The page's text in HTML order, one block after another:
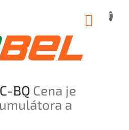
BQ Cena je
a